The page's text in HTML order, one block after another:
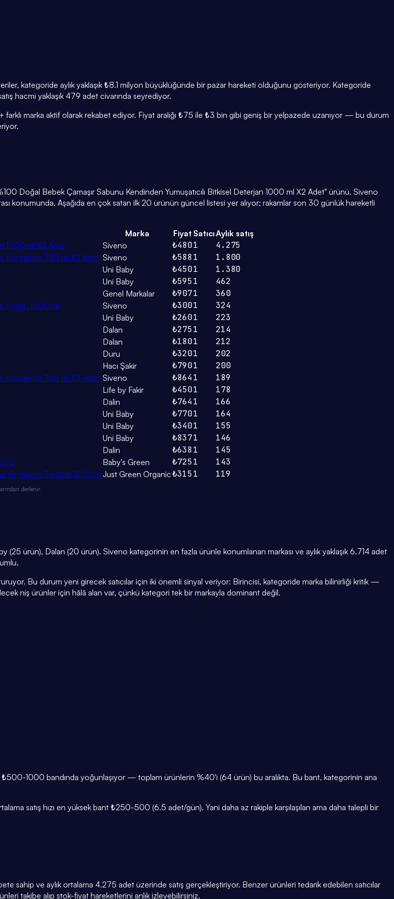
kategoride aylık yaklaşık ₺8.1 milyon büyüklüğünde bir pazar hareketi olduğunu gösteriyor. Kategoride
hacmi yaklaşık 479 adet civarında seyrediyor.
farklı marka aktif olarak rekabet ediyor. Fiyat aralığı ₺75 ile ₺3 bin gibi geniş bir yelpazede uzanıyor — bu durum
Doğal Bebek Çamaşır Sabunu Kendinden Yumuşatıcılı Bitkisel Deterjan 1000 ml X2 Adet" ürünü. Siveno
konumunda. Aşağıda en çok satan ilk 20 ürünün güncel listesi yer alıyor; rakamlar son 30 günlük hareketli
Marka Fiyat SatıcıAylık satış
1000 ml X2 Adet Siveno ₺4801
4.275
Konsantre 750 ml X2 Adet Siveno ₺588 1
1.800
Uni Baby ₺4501
1.380
Uni Baby ₺5951
462
Genel Markalar ₺9071
360
Vegan 1000 ml Siveno ₺3001
324
Uni Baby ₺2601
223
Dalan ₺2751
214
Dalan ₺1801
212
Duru ₺3201
202
Hacı Şakir ₺7901
200
Konsantre 750 ml X3 Adet Siveno ₺8641
189
Life by Fakir ₺4501
178
Dalin ₺7641
166
Uni Baby ₺7701
164
Uni Baby ₺3401
155
Uni Baby ₺8371
146
Dalin ₺638 1
145
Baby's Green ₺7251
143
Ve Hassas Temizlik,1500 mlJust Green Organic₺3151 119
derlenir.
ürün), Dalan (20 ürün). Siveno kategorinin en fazla ürünle konumlanan markası ve aylık yaklaşık 6.714 adet
Bu durum yeni girecek satıcılar için iki önemli sinyal veriyor: Birincisi, kategoride marka bilinirliği kritik —
niş ürünler için hâlâ alan var, çünkü kategori tek bir markayla dominant değil.
1000 bandında yoğunlaşıyor — toplam ürünlerin %40'i (64 ürün) bu aralıkta. Bu bant, kategorinin ana
satış hızı en yüksek bant ₺250-500 (6.5 adet/gün). Yani daha az rakiple karşılaşılan ama daha talepli bir
sahip ve aylık ortalama 4.275 adet üzerinde satış gerçekleştiriyor. Benzer ürünleri tedarik edebilen satıcılar
takibe alıp stok-fiyat hareketlerini anlık izleyebilirsiniz.